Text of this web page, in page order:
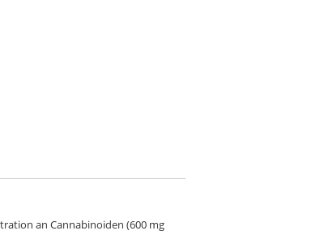
an Cannabinoiden (600 mg